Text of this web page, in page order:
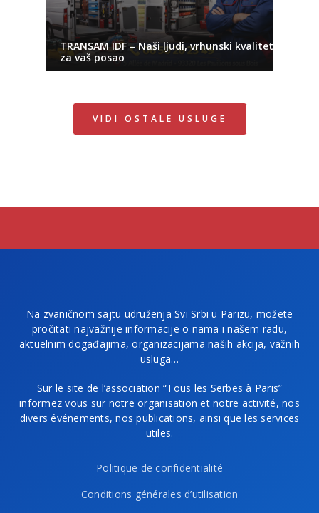
TRANSAM IDF – Naši ljudi, vrhunski kvalitet
za vaš posao
VIDI OSTALE USLUGE
Na zvaničnom sajtu udruženja Svi Srbi u Parizu, možete
pročitati najvažnije informacije o nama i našem radu,
aktuelnim događajima, organizacijama naših akcija, važnih
usluga…
Sur le site de l’association “Tous les Serbes à Paris”
informez vous sur notre organisation et notre activité, nos
divers événements, nos publications, ainsi que les services
utiles.
Politique de confidentialité
Conditions générales d’utilisation